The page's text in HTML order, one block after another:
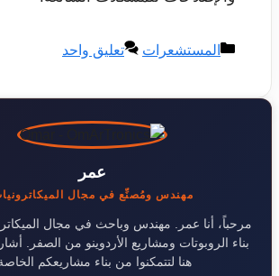
التصنيفات
المستشعرات تعليق واحد
عمر
مهندس ومُصنِّع في مجال
مرحباً، أنا عمر. مهندس وباحث في مجال
بناء الروبوتات ومشاريع الأردوينو من الصفر.
هنا لتتمكنوا من بناء مشاريعكم